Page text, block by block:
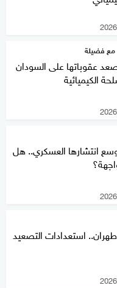
عقوباتها على السودان
الكيميائية
انتشارها العسكري.. هل
استعدادات التصعيد